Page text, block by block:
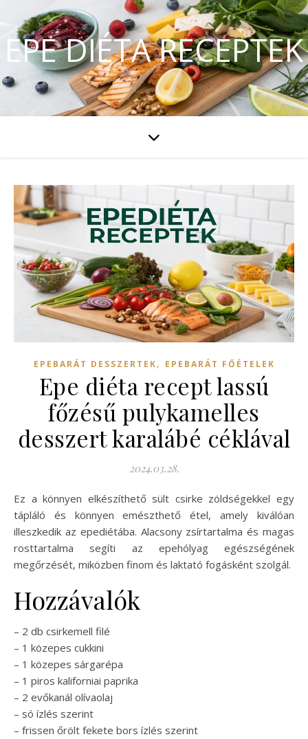
EPE DIÉTA RECEPTEK
EPEBARÁT DESSZERTEK, EPEBARÁT FŐÉTELEK
Epe diéta recept lassú
főzésű pulykamelles
desszert karalábé céklával
2024.03.28.
Ez a könnyen elkészíthető sült csirke zöldségekkel egy
tápláló és könnyen emészthető étel, amely kiválóan
illeszkedik az epediétába. Alacsony zsírtartalma és magas
rosttartalma segíti az epehólyag egészségének
megőrzését, miközben finom és laktató fogásként szolgál.
Hozzávalók
– 2 db csirkemell filé
– 1 közepes cukkini
– 1 közepes sárgarépa
– 1 piros kaliforniai paprika
– 2 evőkanál olívaolaj
– só ízlés szerint
– frissen őrölt fekete bors ízlés szerint